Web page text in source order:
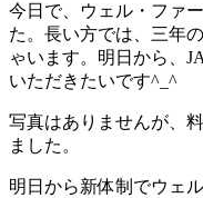
今日で、ウェル・ファ
た。長い方では、三年
ゃいます。明日から、
いただきたいです^_^
写真はありませんが、
ました。
明日から新体制でウェ